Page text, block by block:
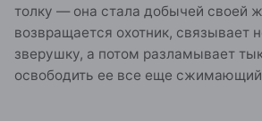
толку — она стала добычей своей
возвращается охотник, связывает
зверушку, а потом разламывает
освободить ее все еще сжимающий